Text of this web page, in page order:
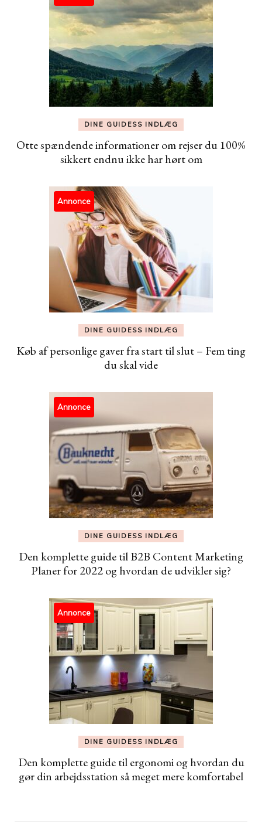
DINE GUIDESS INDLÆG
Otte spændende informationer om rejser du 100%
sikkert endnu ikke har hørt om
Annonce
DINE GUIDESS INDLÆG
Køb af personlige gaver fra start til slut – Fem ting
du skal vide
Annonce
DINE GUIDESS INDLÆG
Den komplette guide til B2B Content Marketing
Planer for 2022 og hvordan de udvikler sig?
Annonce
DINE GUIDESS INDLÆG
Den komplette guide til ergonomi og hvordan du
gør din arbejdsstation så meget mere komfortabel